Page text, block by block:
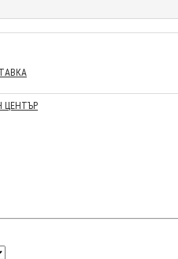
ЦЕНТЪР